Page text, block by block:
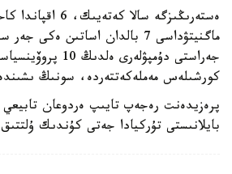
ەستەرىڭىزگە سالا
ماگنيتۋداسى 7 بالدان اساتىن
جەراستى دۇمپۋلەرى
كورشىلەس مەملەكەتتەردە، سونىڭ
پرەزيدەنت رەجەپ تايىپ ەردوعان تابيعي
بايلانىستى تۇركيادا جەتى كۇندىك ۇلتتىق